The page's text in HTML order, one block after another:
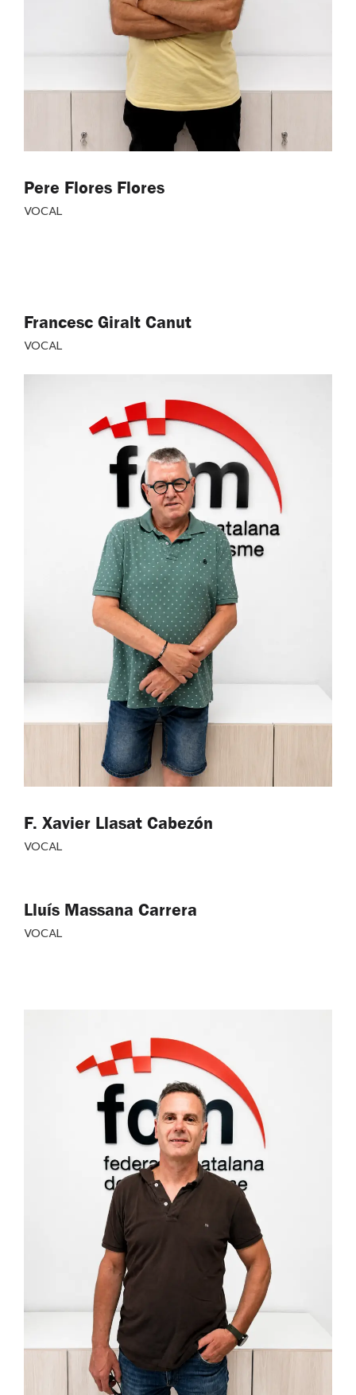
Pere Flores Flores
VOCAL
Francesc Giralt Canut
VOCAL
F. Xavier Llasat Cabezón
VOCAL
Lluís Massana Carrera
VOCAL